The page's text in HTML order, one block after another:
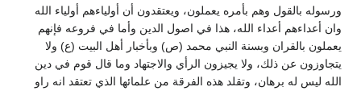
ورسوله بالقول وهم بأمره يعملون، ويعتقدون أن أولياءهم أولياء الله
وان أعداءهم أعداء الله، هذا في اصول الدين وأما في فروعه فإنهم
يعملون بالقران وبسنة النبي محمد (ص) وبأخبار أهل البيت (ع) ولا
يتجاوزون عن ذلك، ولا يجيزون الرأي والاجتهاد وما قال قوم في دين
الله ليس له برهان، وتقلد هذه الفرقة من علمائها الذي تعتقد انه راو